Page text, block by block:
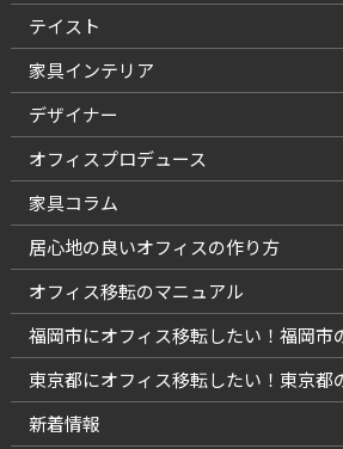
テイスト
家具インテリア
デザイナー
オフィスプロデュース
家具コラム
居心地の良いオフィスの作り方
オフィス移転のマニュアル
福岡市にオフィス移転したい！福岡市
東京都にオフィス移転したい！東京都
新着情報